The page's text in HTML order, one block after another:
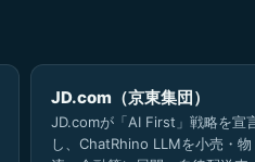
JD.com（京東集団）
JD.comが「AI First」戦略を宣
し、ChatRhino LLMを小売・物